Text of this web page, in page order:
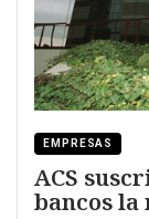
EMPRESAS
ACS
bancos